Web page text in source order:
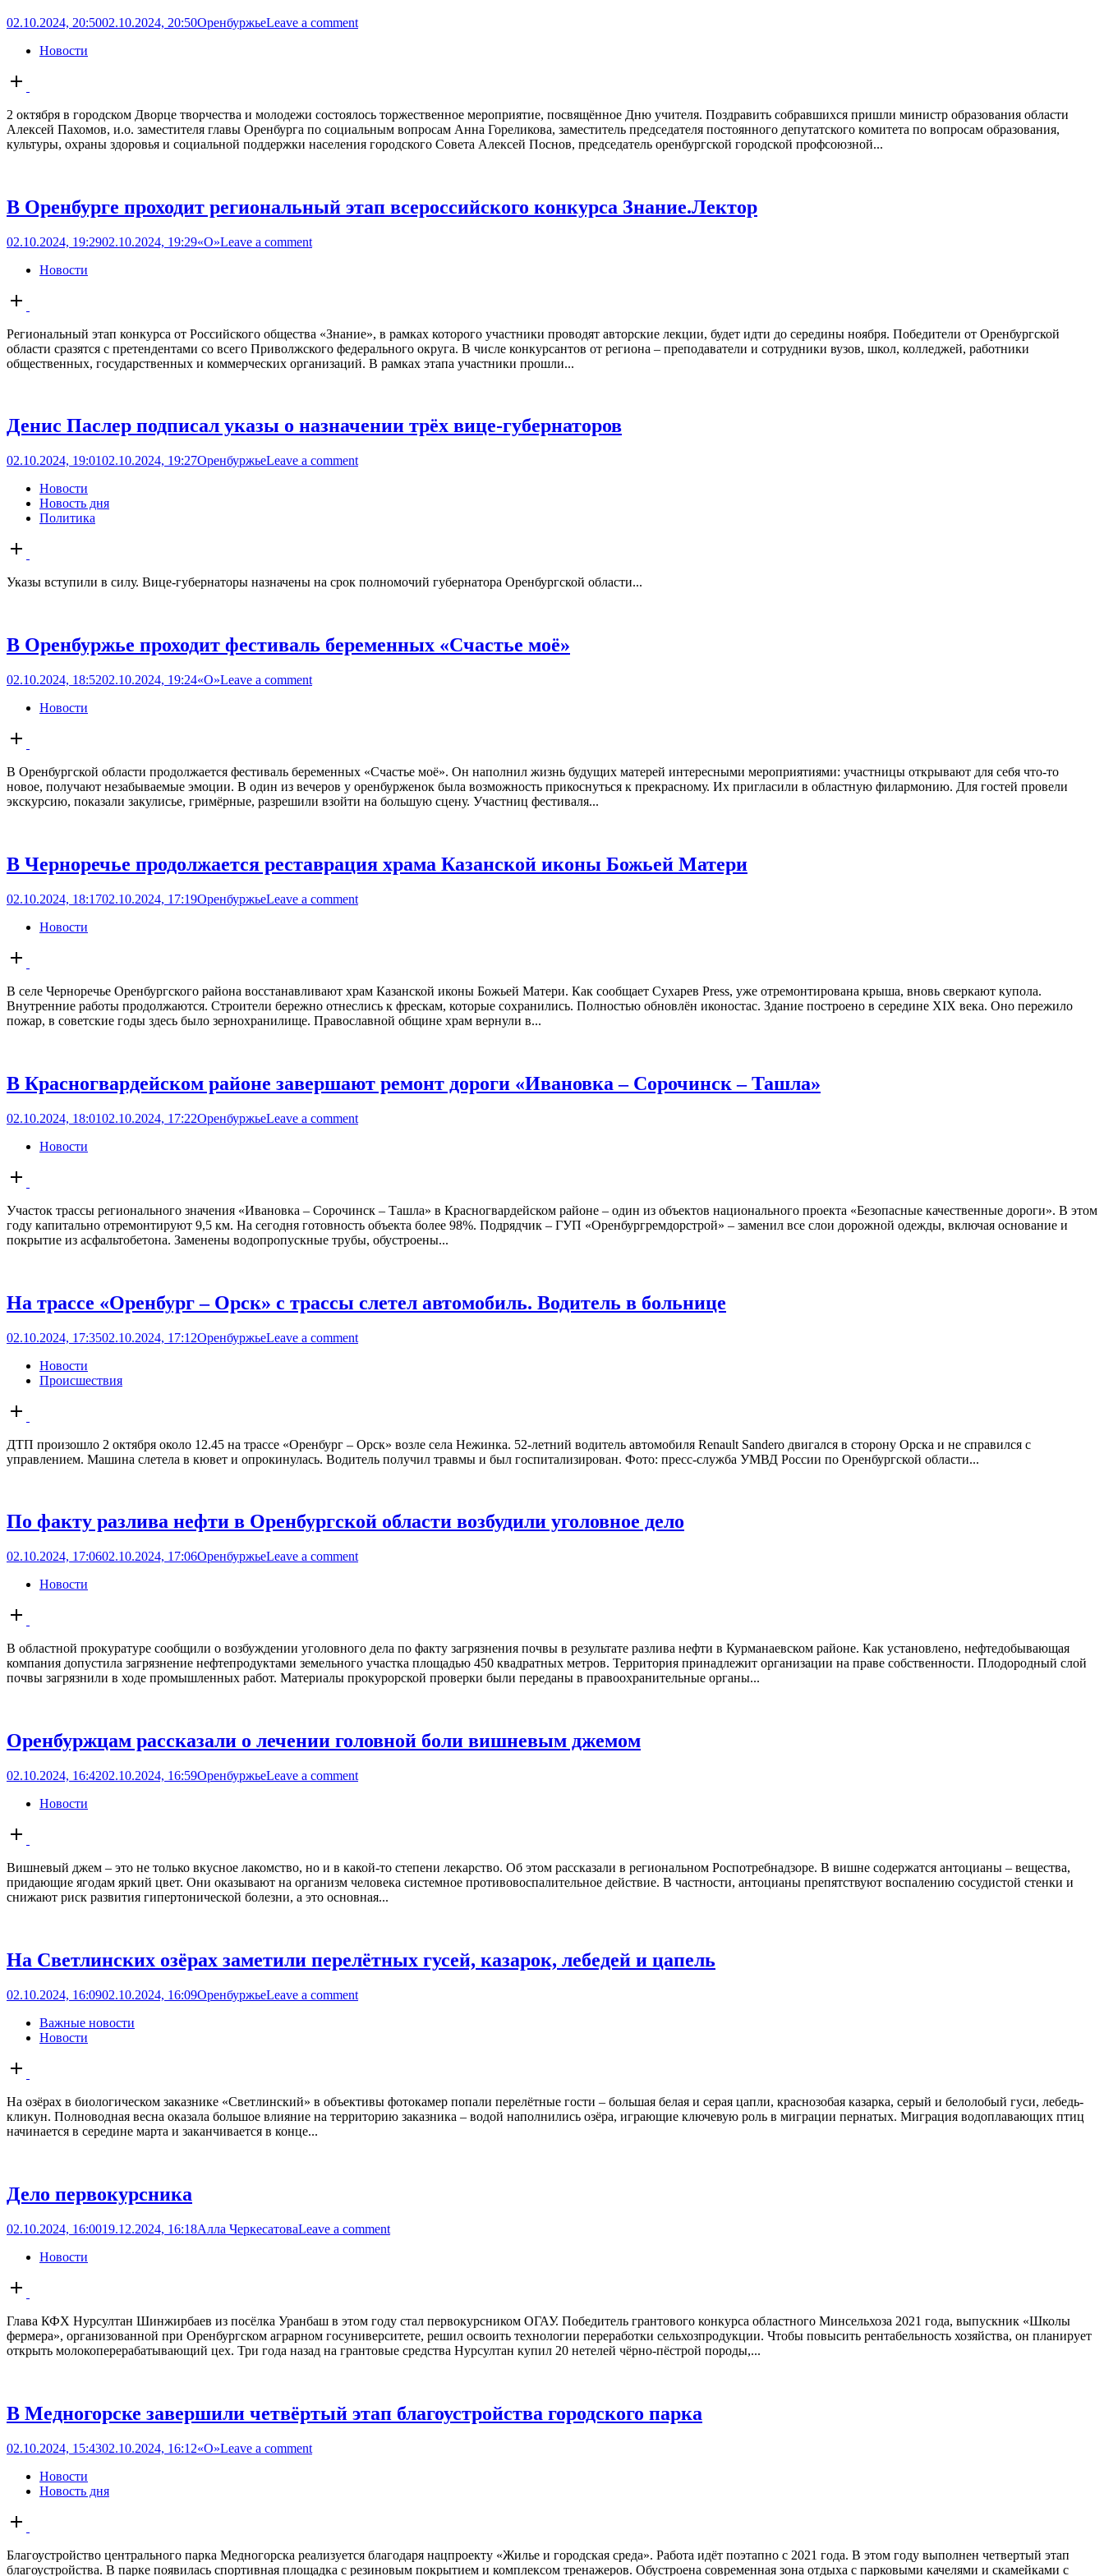
02.10.2024, 20:5002.10.2024, 20:50ОренбуржьеLeave a comment
Новости
Open
post
2 октября в городском Дворце творчества и молодежи состоялось торжественное мероприятие, посвящённое Дню учителя. Поздравить собравшихся пришли министр образования области
Алексей Пахомов, и.о. заместителя главы Оренбурга по социальным вопросам Анна Гореликова, заместитель председателя постоянного депутатского комитета по вопросам образования,
культуры, охраны здоровья и социальной поддержки населения городского Совета Алексей Поснов, председатель оренбургской городской профсоюзной...
В Оренбурге проходит региональный этап всероссийского конкурса Знание.Лектор
02.10.2024, 19:2902.10.2024, 19:29«О»Leave a comment
Новости
Open
post
Региональный этап конкурса от Российского общества «Знание», в рамках которого участники проводят авторские лекции, будет идти до середины ноября. Победители от Оренбургской
области сразятся с претендентами со всего Приволжского федерального округа. В числе конкурсантов от региона – преподаватели и сотрудники вузов, школ, колледжей, работники
общественных, государственных и коммерческих организаций. В рамках этапа участники прошли...
Денис Паслер подписал указы о назначении трёх вице-губернаторов
02.10.2024, 19:0102.10.2024, 19:27ОренбуржьеLeave a comment
Новости
Новость дня
Политика
Open
post
Указы вступили в силу. Вице-губернаторы назначены на срок полномочий губернатора Оренбургской области...
В Оренбуржье проходит фестиваль беременных «Счастье моё»
02.10.2024, 18:5202.10.2024, 19:24«О»Leave a comment
Новости
Open
post
В Оренбургской области продолжается фестиваль беременных «Счастье моё». Он наполнил жизнь будущих матерей интересными мероприятиями: участницы открывают для себя что-то
новое, получают незабываемые эмоции. В один из вечеров у оренбурженок была возможность прикоснуться к прекрасному. Их пригласили в областную филармонию. Для гостей провели
экскурсию, показали закулисье, гримёрные, разрешили взойти на большую сцену. Участниц фестиваля...
В Черноречье продолжается реставрация храма Казанской иконы Божьей Матери
02.10.2024, 18:1702.10.2024, 17:19ОренбуржьеLeave a comment
Новости
Open
post
В селе Черноречье Оренбургского района восстанавливают храм Казанской иконы Божьей Матери. Как сообщает Сухарев Press, уже отремонтирована крыша, вновь сверкают купола.
Внутренние работы продолжаются. Строители бережно отнеслись к фрескам, которые сохранились. Полностью обновлён иконостас. Здание построено в середине XIX века. Оно пережило
пожар, в советские годы здесь было зернохранилище. Православной общине храм вернули в...
В Красногвардейском районе завершают ремонт дороги «Ивановка – Сорочинск – Ташла»
02.10.2024, 18:0102.10.2024, 17:22ОренбуржьеLeave a comment
Новости
Open
post
Участок трассы регионального значения «Ивановка – Сорочинск – Ташла» в Красногвардейском районе – один из объектов национального проекта «Безопасные качественные дороги». В этом
году капитально отремонтируют 9,5 км. На сегодня готовность объекта более 98%. Подрядчик – ГУП «Оренбургремдорстрой» – заменил все слои дорожной одежды, включая основание и
покрытие из асфальтобетона. Заменены водопропускные трубы, обустроены...
На трассе «Оренбург – Орск» с трассы слетел автомобиль. Водитель в больнице
02.10.2024, 17:3502.10.2024, 17:12ОренбуржьеLeave a comment
Новости
Происшествия
Open
post
ДТП произошло 2 октября около 12.45 на трассе «Оренбург – Орск» возле села Нежинка. 52-летний водитель автомобиля Renault Sandero двигался в сторону Орска и не справился с
управлением. Машина слетела в кювет и опрокинулась. Водитель получил травмы и был госпитализирован. Фото: пресс-служба УМВД России по Оренбургской области...
По факту разлива нефти в Оренбургской области возбудили уголовное дело
02.10.2024, 17:0602.10.2024, 17:06ОренбуржьеLeave a comment
Новости
Open
post
В областной прокуратуре сообщили о возбуждении уголовного дела по факту загрязнения почвы в результате разлива нефти в Курманаевском районе. Как установлено, нефтедобывающая
компания допустила загрязнение нефтепродуктами земельного участка площадью 450 квадратных метров. Территория принадлежит организации на праве собственности. Плодородный слой
почвы загрязнили в ходе промышленных работ. Материалы прокурорской проверки были переданы в правоохранительные органы...
Оренбуржцам рассказали о лечении головной боли вишневым джемом
02.10.2024, 16:4202.10.2024, 16:59ОренбуржьеLeave a comment
Новости
Open
post
Вишневый джем – это не только вкусное лакомство, но и в какой-то степени лекарство. Об этом рассказали в региональном Роспотребнадзоре. В вишне содержатся антоцианы – вещества,
придающие ягодам яркий цвет. Они оказывают на организм человека системное противовоспалительное действие. В частности, антоцианы препятствуют воспалению сосудистой стенки и
снижают риск развития гипертонической болезни, а это основная...
На Светлинских озёрах заметили перелётных гусей, казарок, лебедей и цапель
02.10.2024, 16:0902.10.2024, 16:09ОренбуржьеLeave a comment
Важные новости
Новости
Open
post
На озёрах в биологическом заказнике «Светлинский» в объективы фотокамер попали перелётные гости – большая белая и серая цапли, краснозобая казарка, серый и белолобый гуси, лебедь-
кликун. Полноводная весна оказала большое влияние на территорию заказника – водой наполнились озёра, играющие ключевую роль в миграции пернатых. Миграция водоплавающих птиц
начинается в середине марта и заканчивается в конце...
Дело первокурсника
02.10.2024, 16:0019.12.2024, 16:18Алла ЧеркесатоваLeave a comment
Новости
Open
post
Глава КФХ Нурсултан Шинжирбаев из посёлка Уранбаш в этом году стал первокурсником ОГАУ. Победитель грантового конкурса областного Минсельхоза 2021 года, выпускник «Школы
фермера», организованной при Оренбургском аграрном госуниверситете, решил освоить технологии переработки сельхозпродукции. Чтобы повысить рентабельность хозяйства, он планирует
открыть молокоперерабатывающий цех. Три года назад на грантовые средства Нурсултан купил 20 нетелей чёрно-пёстрой породы,...
В Медногорске завершили четвёртый этап благоустройства городского парка
02.10.2024, 15:4302.10.2024, 16:12«О»Leave a comment
Новости
Новость дня
Open
post
Благоустройство центрального парка Медногорска реализуется благодаря нацпроекту «Жилье и городская среда». Работа идёт поэтапно с 2021 года. В этом году выполнен четвертый этап
благоустройства. В парке появилась спортивная площадка с резиновым покрытием и комплексом тренажеров. Обустроена современная зона отдыха с парковыми качелями и скамейками с